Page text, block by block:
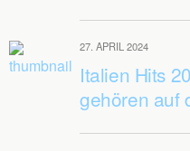
27. APRIL 2024
Italien Hits
gehören auf